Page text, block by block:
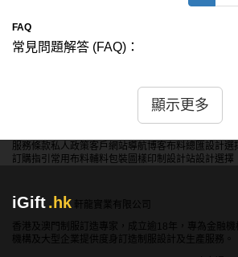
FAQ
常見問題解答 (FAQ)：
答：是的，我們提供多種拉鏈和扣子樣
屬拉鏈、塑料拉鏈、隱藏式拉鏈和各種
加符合您的期望。
答：我們可以根據您的需求設計風褸的
能，如防水內袋、手機袋、耳機線孔、
細節可以提高風褸的實用性和舒適度。
顯示更多
服務條款私人政策客戶 網站導航博客布料總匯設計選
訂購指引 常用布料輔料包裝 圖樣印制 設計站設計選擇
iGift.hk
軒龍實業有限公司
香港及澳門制服訂造專家，成立逾18年，專為金融機
機構及大型企業提供度身訂造制服設計及生產服務。